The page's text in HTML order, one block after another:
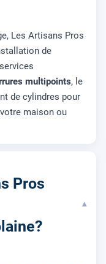
Les Artisans Pros
de
multipoints, le
de cylindres pour
maison ou
Pros
▾